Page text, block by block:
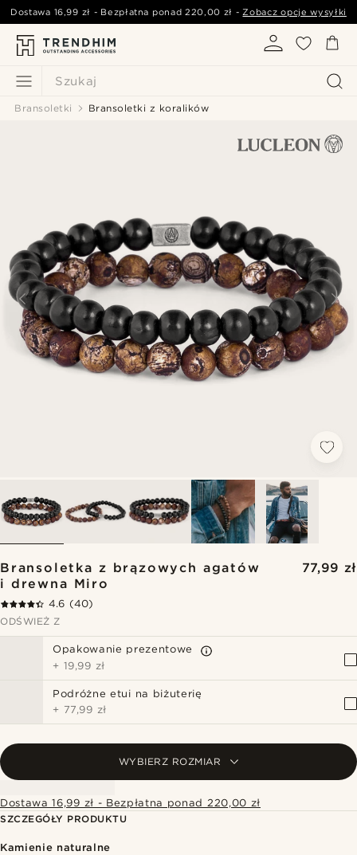
Szukaj
Dostawa 16,99 zł - Bezpłatna ponad220,00 zł -Zobacz opcje wysyłki
Bransoletki Bransoletki z koralików
Bransoletka z brązowych agatów
i drewna Miro
77,99 zł
4.6 (40)
ODŚWIEŻ Z
Opakowanie prezentowe
+ 19,99 zł
Podróżne etui na biżuterię
+ 77,99 zł
WYBIERZ ROZMIAR
Dostawa 16,99 zł - Bezpłatna ponad 220,00 zł
SZCZEGÓŁY PRODUKTU
Kamienie naturalne